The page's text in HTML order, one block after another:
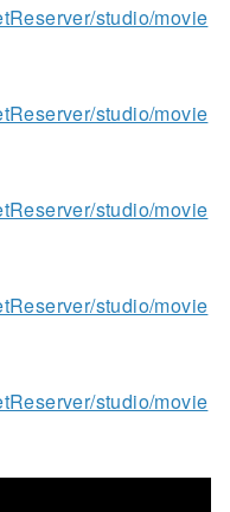
studio/movie
studio/movie
studio/movie
studio/movie
studio/movie